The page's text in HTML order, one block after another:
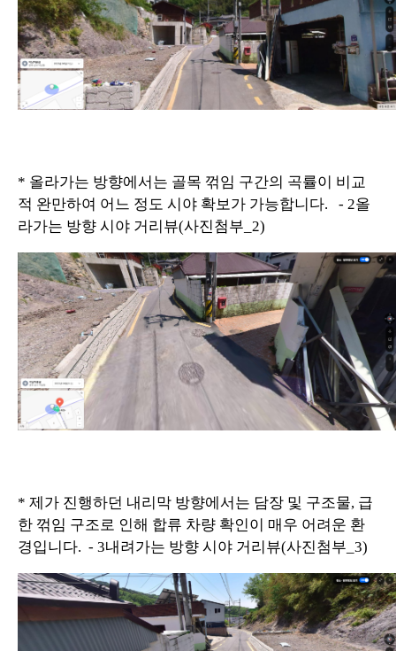
* 올라가는 방향에서는 골목 꺾임 구간의 곡률이 비교
적 완만하여 어느 정도 시야 확보가 가능합니다. - 2올
라가는 방향 시야 거리뷰(사진첨부_2)
* 제가 진행하던 내리막 방향에서는 담장 및 구조물, 급
한 꺾임 구조로 인해 합류 차량 확인이 매우 어려운 환
경입니다. - 3내려가는 방향 시야 거리뷰(사진첨부_3)